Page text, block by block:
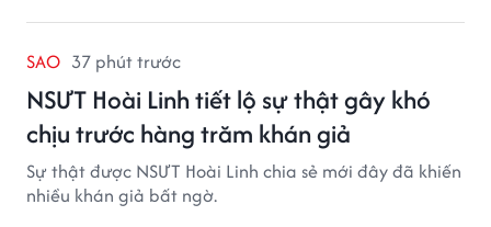
SAO 37 phút trước
NSƯT Hoài Linh tiết lộ sự thật gây khó
chịu trước hàng trăm khán giả
Sự thật được NSƯT Hoài Linh chia sẻ mới đây đã khiến
nhiều khán giả bất ngờ.